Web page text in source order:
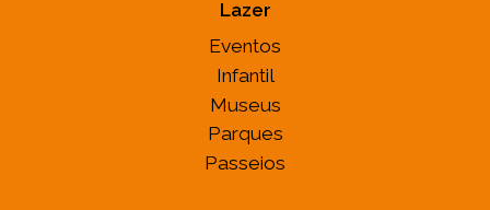
Lazer
Eventos
Infantil
Museus
Parques
Passeios